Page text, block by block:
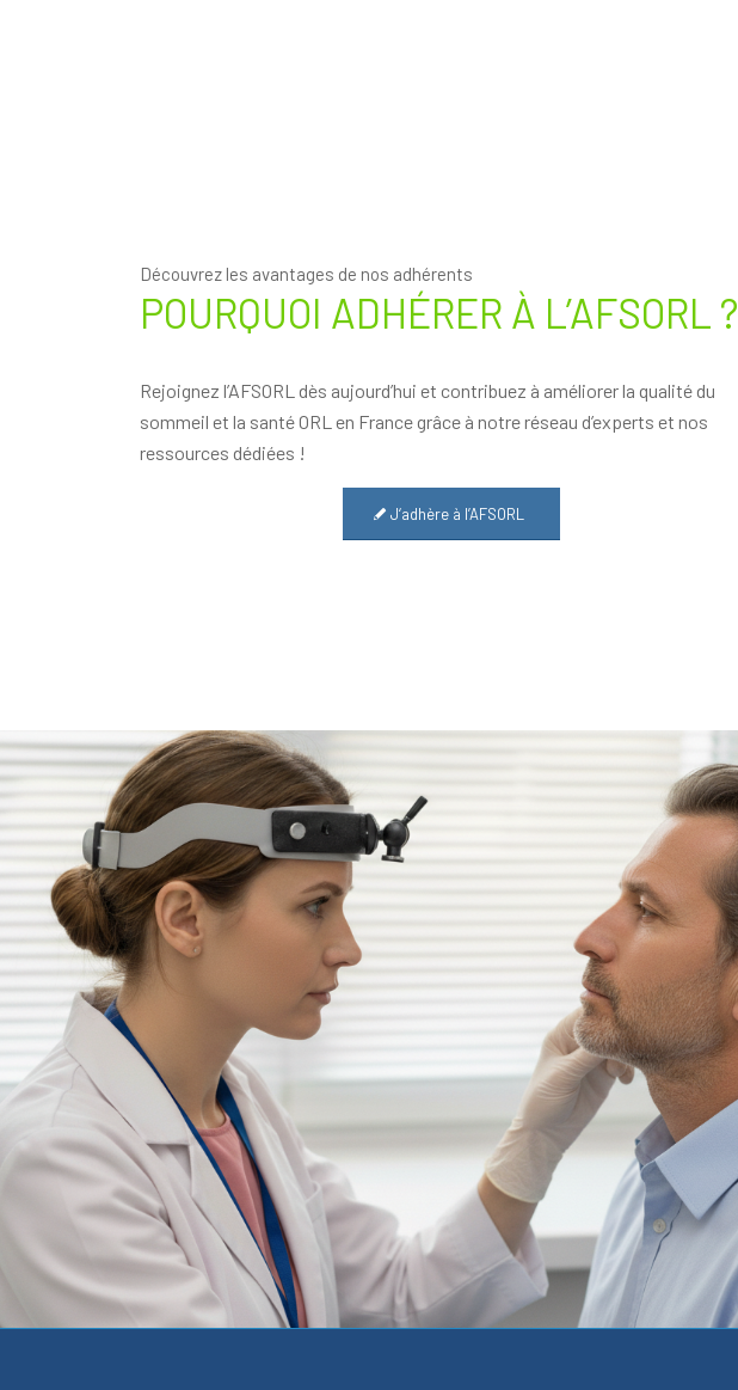
Découvrez les avantages de nos adhérents
POURQUOI ADHÉRER À L’AFSORL ?
Rejoignez l’AFSORL dès aujourd’hui et contribuez à améliorer la qualité du
sommeil et la santé ORL en France grâce à notre réseau d’experts et nos
ressources dédiées !
J‘adhère à l’AFSORL